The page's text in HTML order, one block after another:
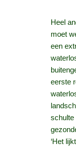
Heel
moet
een
eerste
schulte
‘Het